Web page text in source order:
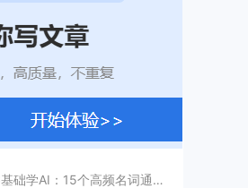
础学AI：15个高频名词通俗拆解